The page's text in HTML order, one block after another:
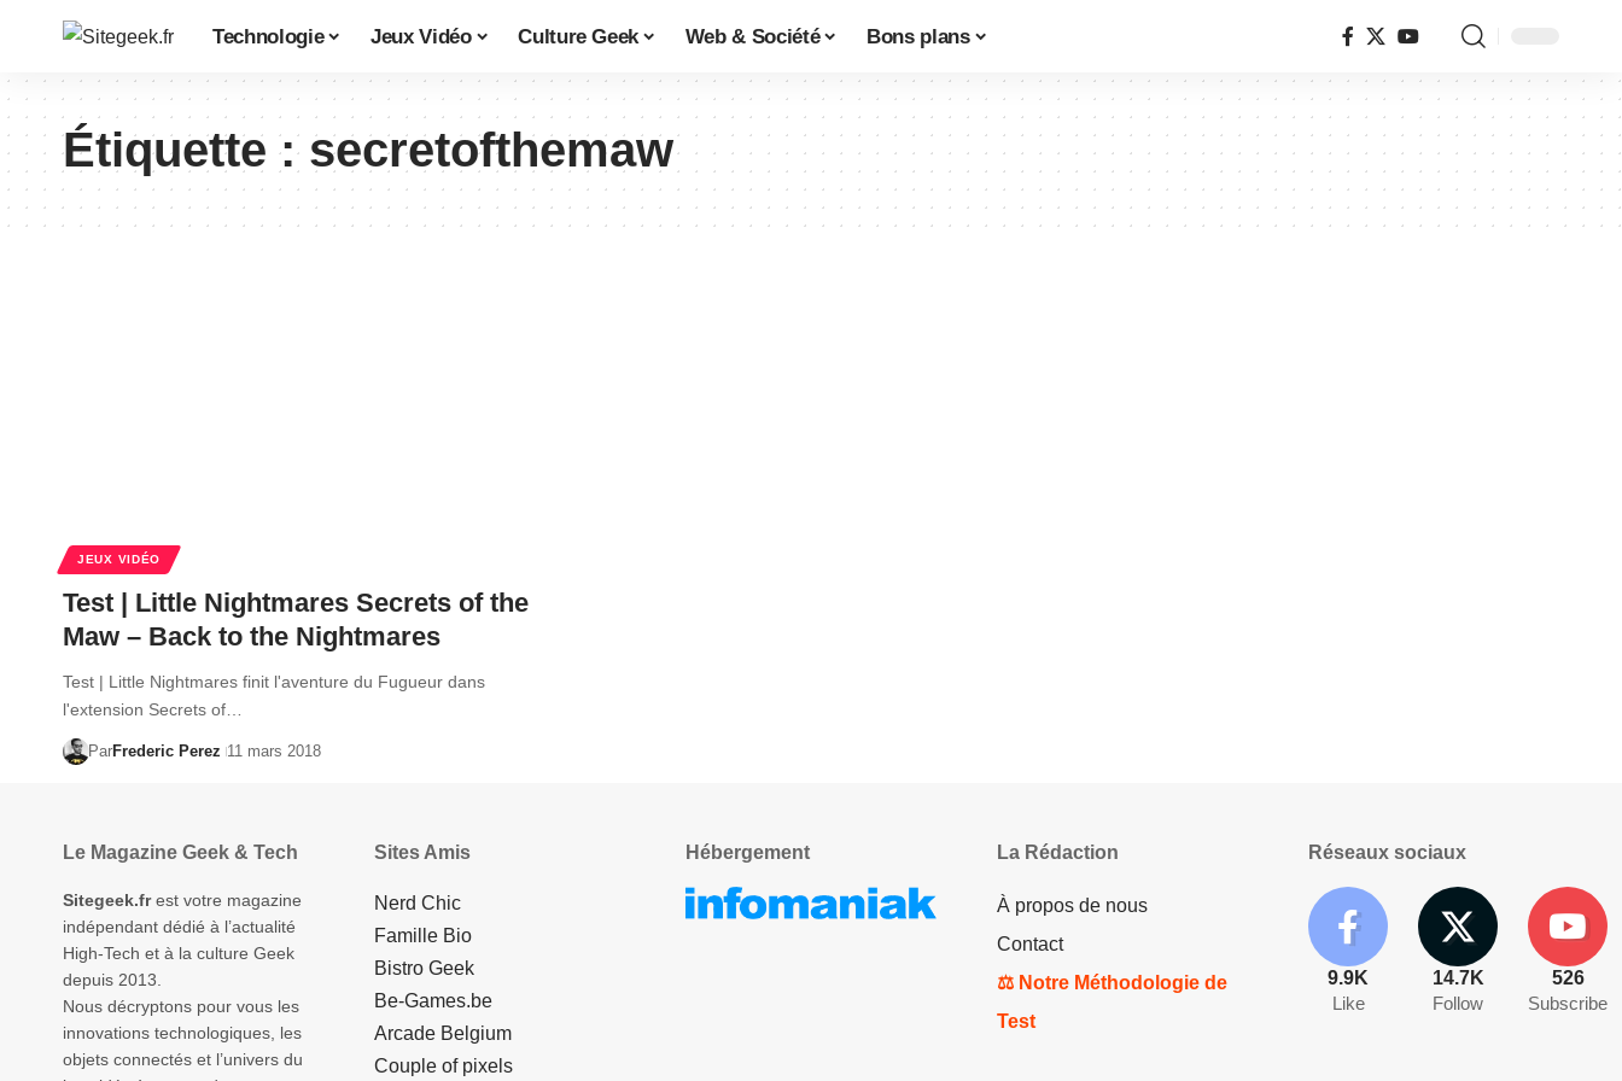
Technologie Jeux Vidéo Culture Geek Web & Société Bons plans
Étiquette : secretofthemaw
JEUX VIDÉO
Test | Little Nightmares Secrets of the
Maw – Back to the Nightmares
Test | Little Nightmares finit l'aventure du Fugueur dans
l'extension Secrets of…
ParFrederic Perez 11 mars 2018
Le Magazine Geek & Tech
Sitegeek.frest votre magazine
indépendant dédié à l’actualité
High-Tech et à la culture Geek
depuis 2013.
Nous décryptons pour vous les
innovations technologiques, les
objets connectés et l’univers du
Sites Amis
Nerd Chic
Famille Bio
Bistro Geek
Be-Games.be
Arcade Belgium
Couple of pixels
Hébergement La Rédaction
À propos de nous
Contact
⚖️ Notre Méthodologie de
Test
Réseaux sociaux
9.9K
Like
14.7K
Follow
526
Subscribe